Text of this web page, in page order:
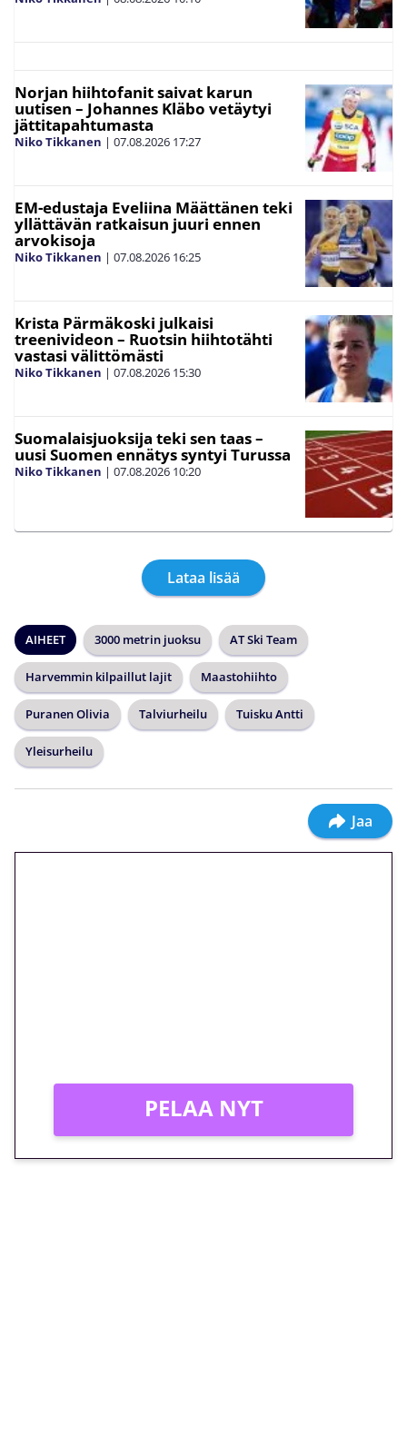
Norjan hiihtofanit saivat karun
uutisen – Johannes Kläbo vetäytyi
jättitapahtumasta
Niko Tikkanen | 07.08.2026 17:27
EM-edustaja Eveliina Määttänen teki
yllättävän ratkaisun juuri ennen
arvokisoja
Niko Tikkanen | 07.08.2026 16:25
Krista Pärmäkoski julkaisi
treenivideon – Ruotsin hiihtotähti
vastasi välittömästi
Niko Tikkanen | 07.08.2026 15:30
Suomalaisjuoksija teki sen taas –
uusi Suomen ennätys syntyi Turussa
Niko Tikkanen | 07.08.2026 10:20
Lataa lisää
AIHEET 3000 metrin juoksu AT Ski Team
Harvemmin kilpaillut lajit Maastohiihto
Puranen Olivia Talviurheilu Tuisku Antti
Yleisurheilu
Jaa
PELAA NYT